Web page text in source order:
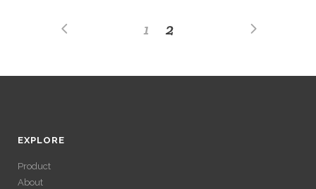
1 2
EXPLORE
Product
About